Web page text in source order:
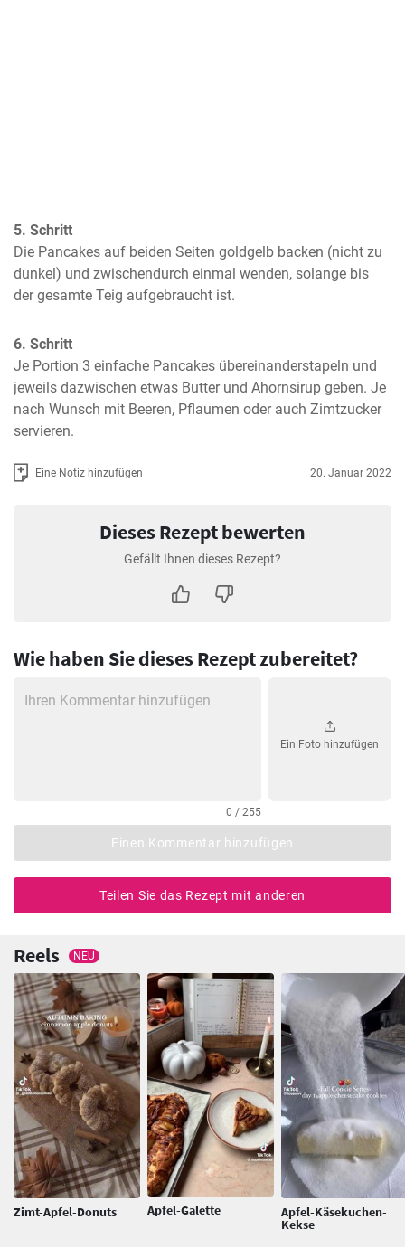
5. Schritt
Die Pancakes auf beiden Seiten goldgelb backen (nicht zu
dunkel) und zwischendurch einmal wenden, solange bis
der gesamte Teig aufgebraucht ist.
6. Schritt
Je Portion 3 einfache Pancakes übereinanderstapeln und
jeweils dazwischen etwas Butter und Ahornsirup geben. Je
nach Wunsch mit Beeren, Pflaumen oder auch Zimtzucker
servieren.
Eine Notiz hinzufügen 20. Januar 2022
Dieses Rezept bewerten
Gefällt Ihnen dieses Rezept?
Wie haben Sie dieses Rezept zubereitet?
0 / 255
Ein Foto hinzufügen
Einen Kommentar hinzufügen
Teilen Sie das Rezept mit anderen
Reels NEU
Zimt-Apfel-Donuts Apfel-Galette Apfel-Käsekuchen-
Kekse